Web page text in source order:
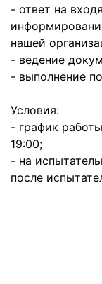
- ответ на
нашей
- ведение
- выполнение
Условия:
- график
19:00;
- на
после